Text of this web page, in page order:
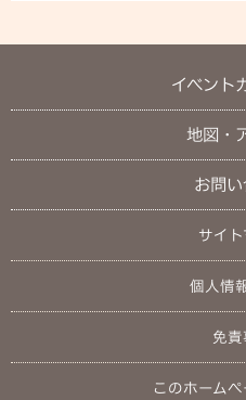
イベント
地図・
お問
サイ
個人情
免責
このホーム